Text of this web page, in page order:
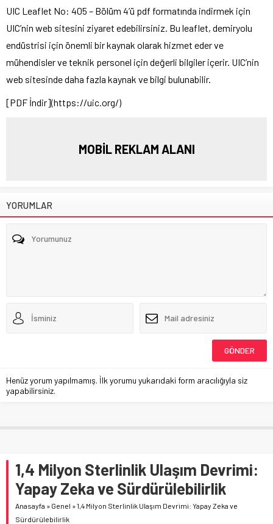
UIC Leaflet No: 405 – Bölüm 4’ü pdf formatında indirmek için
UIC’nin web sitesini ziyaret edebilirsiniz. Bu leaflet, demiryolu
endüstrisi için önemli bir kaynak olarak hizmet eder ve
mühendisler ve teknik personel için değerli bilgiler içerir. UIC’nin
web sitesinde daha fazla kaynak ve bilgi bulunabilir.
[PDF İndir](https://uic.org/)
MOBİL REKLAM ALANI
YORUMLAR
Henüz yorum yapılmamış. İlk yorumu yukarıdaki form aracılığıyla siz
yapabilirsiniz.
1,4 Milyon Sterlinlik Ulaşım Devrimi:
Yapay Zeka ve Sürdürülebilirlik
Anasayfa » Genel »1,4 Milyon Sterlinlik Ulaşım Devrimi: Yapay Zeka ve
Sürdürülebilirlik